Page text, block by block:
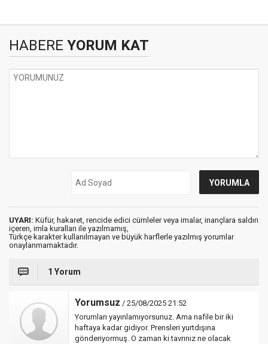
HABERE YORUM KAT
UYARI: Küfür, hakaret, rencide edici cümleler veya imalar, inançlara saldırı
içeren, imla kuralları ile yazılmamış,
Türkçe karakter kullanılmayan ve büyük harflerle yazılmış yorumlar
onaylanmamaktadır.
1 Yorum
Yorumsuz / 25/08/2025 21:52
Yorumları yayınlamıyorsunuz. Ama nafile bir iki
haftaya kadar gidiyor. Prensleri yurtdışına
gönderiyormuş. O zaman ki tavrınız ne olacak